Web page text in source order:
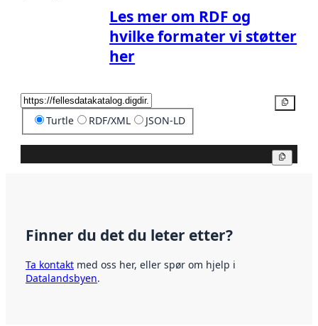
Les mer om RDF og
hvilke formater vi støtter
her
Turtle RDF/XML JSON-LD
Finner du det du leter etter?
Ta kontakt med oss her, eller spør om hjelp i
Datalandsbyen.